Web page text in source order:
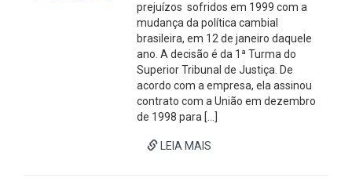
prejuízos sofridos em 1999 com a
mudança da política cambial
brasileira, em 12 de janeiro daquele
ano. A decisão é da 1ª Turma do
Superior Tribunal de Justiça. De
acordo com a empresa, ela assinou
contrato com a União em dezembro
de 1998 para […]
LEIA MAIS